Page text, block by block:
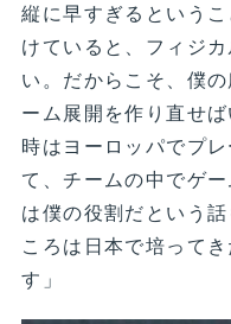
縦に早すぎるという
けていると、フィジ
い。だからこそ、僕
ーム展開を作り直せ
時はヨーロッパでプ
て、チームの中でゲ
は僕の役割だという
ころは日本で培って
す」